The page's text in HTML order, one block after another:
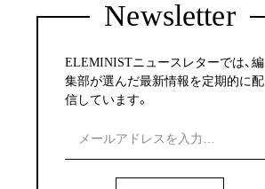
Newsletter
ELEMINISTニュースレターでは、編
集部が選んだ最新情報を定期的に配
信しています。